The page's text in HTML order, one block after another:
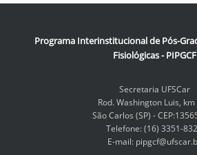
Programa Interinstitucional de Pós-
Fisiológicas - PIPGCF
Secretaria UFSCar
Rod. Washington Luis, km
São Carlos (SP) -
Telefone: (16) 3351-
E-mail: